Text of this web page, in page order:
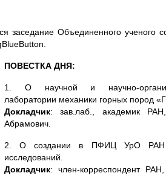
заседание Объединенного
ПОВЕСТКА ДНЯ:
1. О научной и научно-
лаборатории механики горных пород
Докладчик: зав.лаб., академик
Абрамович.
2. О создании в ПФИЦ УрО РАН
исследований.
Докладчик: член-корреспондент